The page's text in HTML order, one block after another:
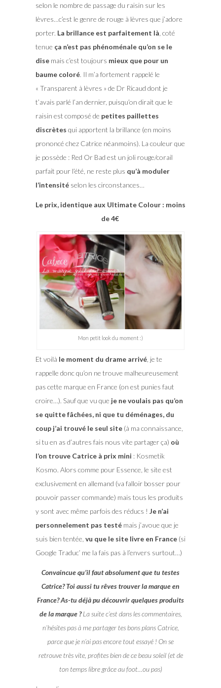
selon le nombre de passage du raisin sur les
lèvres…c’est le genre de rouge à lèvres que j’adore
porter. La brillance est parfaitement là , coté
tenue ça n’est pas phénoménale qu’on se le
disemais c’est toujours mieux que pour un
baume coloré. Il m’a fortement rappelé le
« Transparent à lèvres » de Dr Ricaud dont je
t’avais parlé l’an dernier, puisqu’on dirait que le
raisin est composé de petites paillettes
discrètes qui apportent la brillance (en moins
prononcé chez Catrice néanmoins). La couleur que
je possède : Red Or Bad est un joli rouge/corail
parfait pour l’été, ne reste plus qu’à moduler
l’intensitéselon les circonstances…
Le prix, identique aux Ultimate Colour : moins
de 4€
Mon petit look du moment :)
Et voilà le moment du drame arrivé, je te
rappelle donc qu’on ne trouve malheureusement
pas cette marque en France (on est punies faut
croire…). Sauf que vu que je ne voulais pas qu’on
se quitte fâchées, ni que tu déménages, du
coup j’ai trouvé le seul site(à ma connaissance,
si tu en as d’autres fais nous vite partager ça) où
l’on trouve Catrice à prix mini : Kosmetik
Kosmo. Alors comme pour Essence, le site est
exclusivement en allemand (va falloir bosser pour
pouvoir passer commande) mais tous les produits
y sont avec même parfois des réducs ! Je n’ai
personnelement pas testémais j’avoue que je
suis bien tentée, vu que le site livre en France(si
Google Traduc’ me la fais pas à l’envers surtout…)
Convaincue qu’il faut absolument que tu testes
Catrice? Toi aussi tu rêves trouver la marque en
France? As-tu déjà pu découvrir quelques produits
de la marque ?La suite c’est dans lescommentaires,
n’hésites pas à me partager tes bons plans Catrice,
parce que je n’ai pas encore tout essayé ! On se
retrouve très vite, profites bien de ce beau soleil (et de
ton temps libre grâce au foot…ou pas)